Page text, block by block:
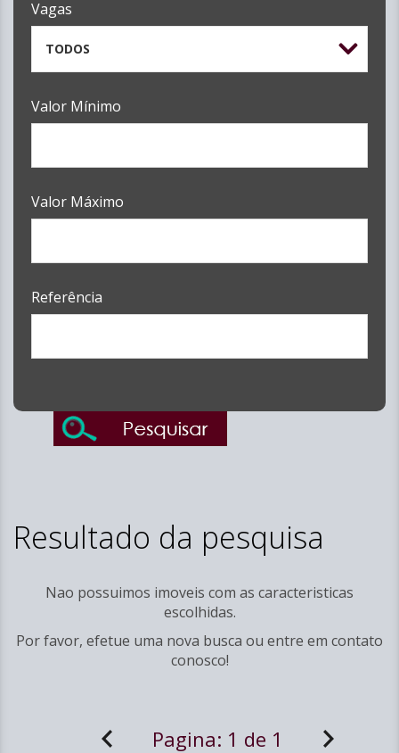
Vagas
TODOS
Valor Mínimo
Valor Máximo
Referência
Resultado da pesquisa
Nao possuimos imoveis com as caracteristicas
escolhidas.
Por favor, efetue uma nova busca ou entre em contato
conosco!
Pagina: 1 de 1